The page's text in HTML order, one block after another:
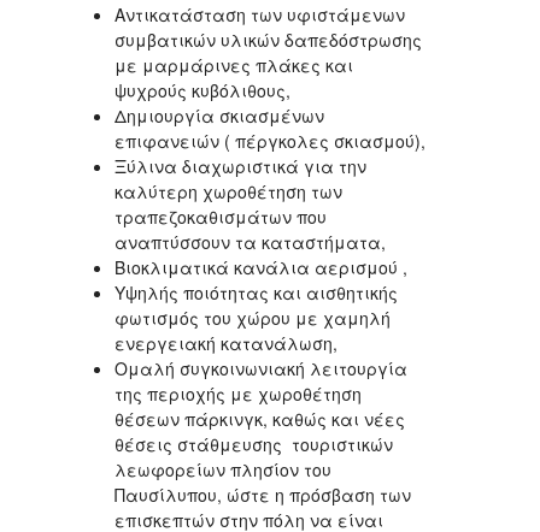
Aντικατάσταση των υφιστάμενων
συμβατικών υλικών δαπεδόστρωσης
με μαρμάρινες πλάκες και
ψυχρούς κυβόλιθους,
Δημιουργία σκιασμένων
επιφανειών ( πέργκολες σκιασμού),
Ξύλινα διαχωριστικά για την
καλύτερη χωροθέτηση των
τραπεζοκαθισμάτων που
αναπτύσσουν τα καταστήματα,
Βιοκλιματικά κανάλια αερισμού ,
Υψηλής ποιότητας και αισθητικής
φωτισμός του χώρου με χαμηλή
ενεργειακή κατανάλωση,
Ομαλή συγκοινωνιακή λειτουργία
της περιοχής με χωροθέτηση
θέσεων πάρκινγκ, καθώς και νέες
θέσεις στάθμευσης τουριστικών
λεωφορείων πλησίον του
Παυσίλυπου, ώστε η πρόσβαση των
επισκεπτών στην πόλη να είναι